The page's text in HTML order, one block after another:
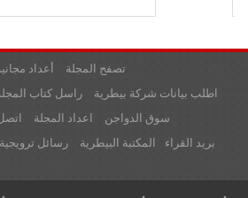
أعداد
تصفح المجلة
راسل كتاب
اطلب بيانات شركة بيطرية
اعداد المجلة
سوق الدواجن
رسائل ترويجية المكتبة البيطرية
بريد القراء